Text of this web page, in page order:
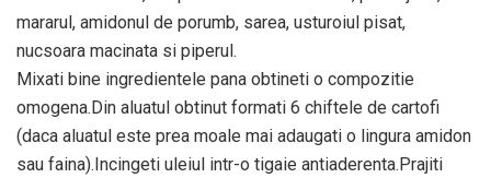
mararul, amidonul de porumb, sarea, usturoiul pisat,
nucsoara macinata si piperul.
Mixati bine ingredientele pana obtineti o compozitie
omogena.Din aluatul obtinut formati 6 chiftele de cartofi
(daca aluatul este prea moale mai adaugati o lingura amidon
sau faina).Incingeti uleiul intr-o tigaie antiaderenta.Prajiti